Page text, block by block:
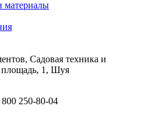
материалы
Садовая техника и
площадь, 1, Шуя
250-80-04